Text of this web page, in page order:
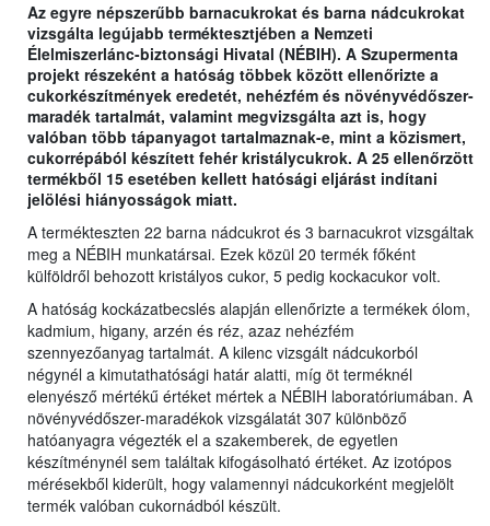
Az egyre népszerűbb barnacukrokat és barna nádcukrokat
vizsgálta legújabb terméktesztjében a Nemzeti
Élelmiszerlánc-biztonsági Hivatal (NÉBIH). A Szupermenta
projekt részeként a hatóság többek között ellenőrizte a
cukorkészítmények eredetét, nehézfém és növényvédőszer-
maradék tartalmát, valamint megvizsgálta azt is, hogy
valóban több tápanyagot tartalmaznak-e, mint a közismert,
cukorrépából készített fehér kristálycukrok. A 25 ellenőrzött
termékből 15 esetében kellett hatósági eljárást indítani
jelölési hiányosságok miatt.
A termékteszten 22 barna nádcukrot és 3 barnacukrot vizsgáltak
meg a NÉBIH munkatársai. Ezek közül 20 termék főként
külföldről behozott kristályos cukor, 5 pedig kockacukor volt.
A hatóság kockázatbecslés alapján ellenőrizte a termékek ólom,
kadmium, higany, arzén és réz, azaz nehézfém
szennyezőanyag tartalmát. A kilenc vizsgált nádcukorból
négynél a kimutathatósági határ alatti, míg öt terméknél
elenyésző mértékű értéket mértek a NÉBIH laboratóriumában. A
növényvédőszer-maradékok vizsgálatát 307 különböző
hatóanyagra végezték el a szakemberek, de egyetlen
készítménynél sem találtak kifogásolható értéket. Az izotópos
mérésekből kiderült, hogy valamennyi nádcukorként megjelölt
termék valóban cukornádból készült.